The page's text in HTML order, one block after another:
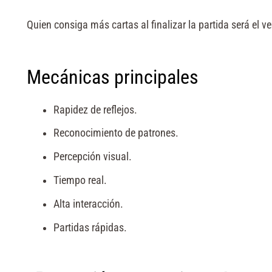
Quien consiga más cartas al finalizar la partida será el
Mecánicas principales
Rapidez de reflejos.
Reconocimiento de patrones.
Percepción visual.
Tiempo real.
Alta interacción.
Partidas rápidas.